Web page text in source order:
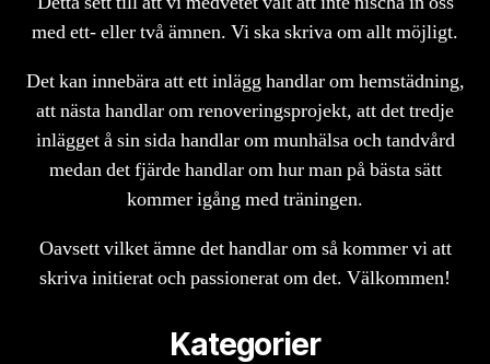
med ett- eller två ämnen. Vi ska skriva om allt möjligt.
Det kan innebära att ett inlägg handlar om hemstädning,
att nästa handlar om renoveringsprojekt, att det tredje
inlägget å sin sida handlar om munhälsa och tandvård
medan det fjärde handlar om hur man på bästa sätt
kommer igång med träningen.
Oavsett vilket ämne det handlar om så kommer vi att
skriva initierat och passionerat om det. Välkommen!
Kategorier